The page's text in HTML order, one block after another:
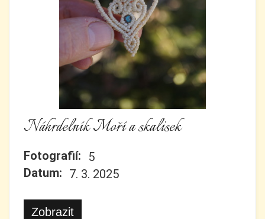
Náhrdelník Moří a skalisek
Fotografií:
5
Datum: 7. 3. 2025
Zobrazit